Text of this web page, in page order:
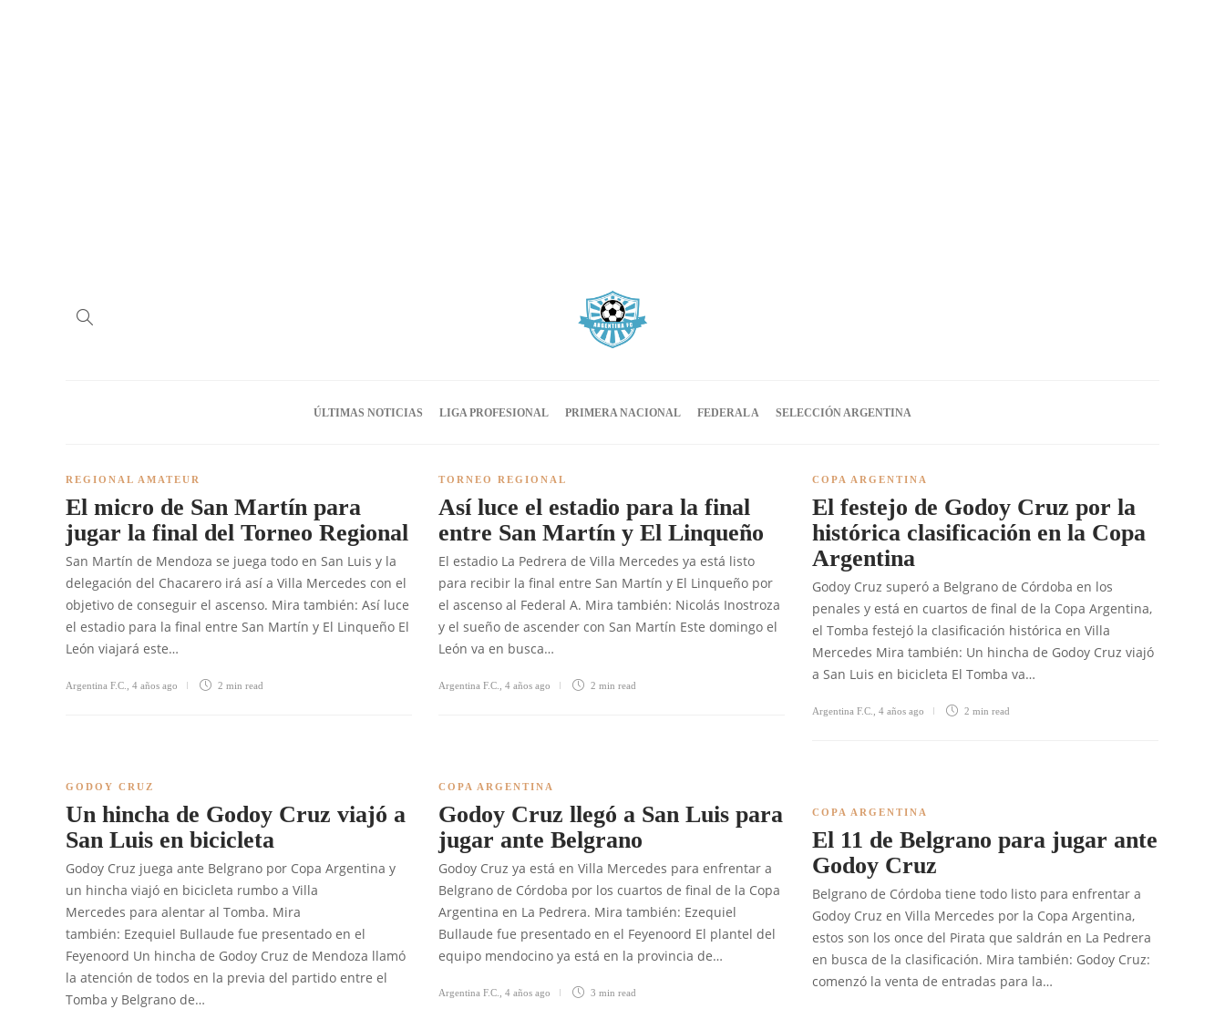
ÚLTIMAS NOTICIAS LIGA PROFESIONAL PRIMERA NACIONAL FEDERAL A SELECCIÓN ARGENTINA
REGIONAL AMATEUR
El micro de San Martín para
jugar la final del Torneo Regional
San Martín de Mendoza se juega todo en San Luis y la
delegación del Chacarero irá así a Villa Mercedes con el
objetivo de conseguir el ascenso. Mira también: Así luce
el estadio para la final entre San Martín y El Linqueño El
León viajará este…
Argentina F.C. 4 años ago 2 min read
TORNEO REGIONAL
Así luce el estadio para la final
entre San Martín y El Linqueño
El estadio La Pedrera de Villa Mercedes ya está listo
para recibir la final entre San Martín y El Linqueño por
el ascenso al Federal A. Mira también: Nicolás Inostroza
y el sueño de ascender con San Martín Este domingo el
León va en busca…
Argentina F.C. 4 años ago 2 min read
COPA ARGENTINA
El festejo de Godoy Cruz por la
histórica clasificación en la Copa
Argentina
Godoy Cruz superó a Belgrano de Córdoba en los
penales y está en cuartos de final de la Copa Argentina,
el Tomba festejó la clasificación histórica en Villa
Mercedes Mira también: Un hincha de Godoy Cruz viajó
a San Luis en bicicleta El Tomba va…
Argentina F.C. 4 años ago 2 min read
GODOY CRUZ
Un hincha de Godoy Cruz viajó a
San Luis en bicicleta
Godoy Cruz juega ante Belgrano por Copa Argentina y
un hincha viajó en bicicleta rumbo a Villa
Mercedes para alentar al Tomba. Mira
también: Ezequiel Bullaude fue presentado en el
Feyenoord Un hincha de Godoy Cruz de Mendoza llamó
la atención de todos en la previa del partido entre el
Tomba y Belgrano de…
COPA ARGENTINA
Godoy Cruz llegó a San Luis para
jugar ante Belgrano
Godoy Cruz ya está en Villa Mercedes para enfrentar a
Belgrano de Córdoba por los cuartos de final de la Copa
Argentina en La Pedrera. Mira también: Ezequiel
Bullaude fue presentado en el Feyenoord El plantel del
equipo mendocino ya está en la provincia de…
Argentina F.C. 4 años ago 3 min read
COPA ARGENTINA
El 11 de Belgrano para jugar ante
Godoy Cruz
Belgrano de Córdoba tiene todo listo para enfrentar a
Godoy Cruz en Villa Mercedes por la Copa Argentina,
estos son los once del Pirata que saldrán en La Pedrera
en busca de la clasificación. Mira también: Godoy Cruz:
comenzó la venta de entradas para la…